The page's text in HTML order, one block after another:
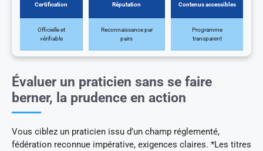
Certification Réputation Contenus accessibles
Officielle et
vérifiable
Reconnaissance par
pairs
Programme
transparent
Évaluer un praticien sans se faire
berner, la prudence en action
Vous ciblez un praticien issu d’un champ réglementé,
fédération reconnue impérative, exigences claires. *Les titres